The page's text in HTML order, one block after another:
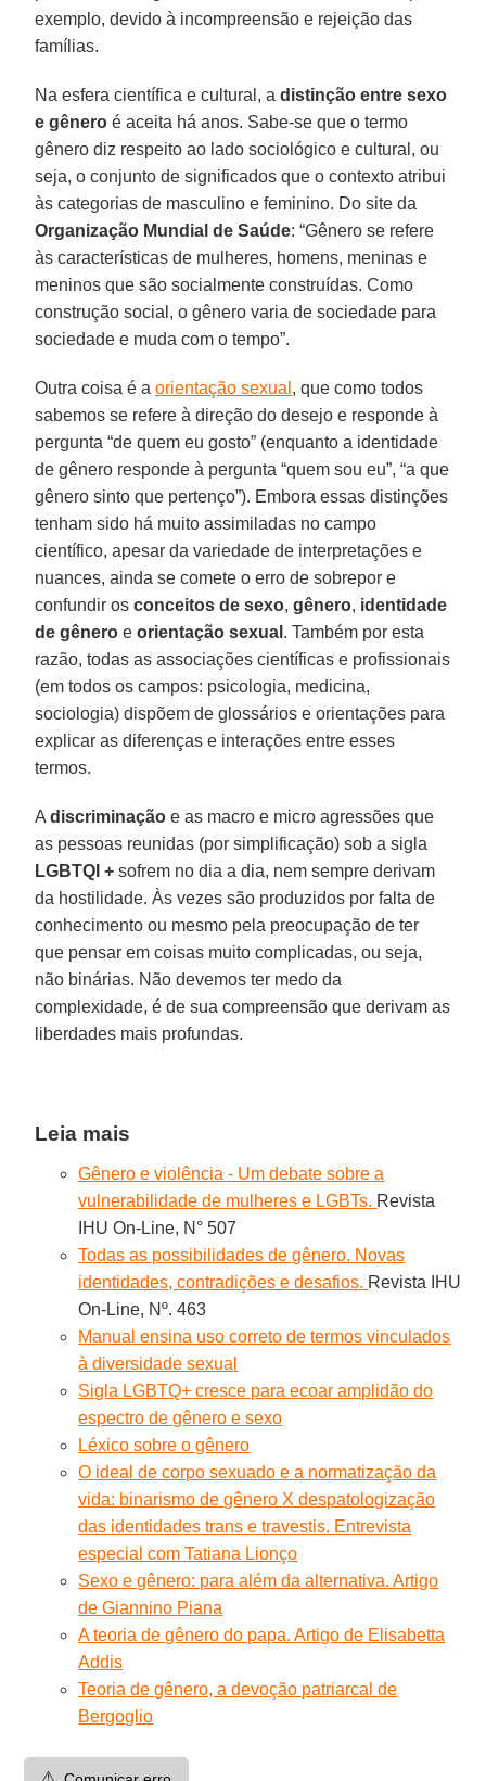
exemplo, devido à incompreensão e rejeição das
famílias.
Na esfera científica e cultural, adistinção entre sexo
e gênero é aceita há anos. Sabe-se que o termo
gênero diz respeito ao lado sociológico e cultural, ou
seja, o conjunto de significados que o contexto atribui
às categorias de masculino e feminino. Do site da
Organização Mundial de Saúde: “Gênero se refere
às características de mulheres, homens, meninas e
meninos que são socialmente construídas. Como
construção social, o gênero varia de sociedade para
sociedade e muda com o tempo”.
Outra coisa é aorientação sexual , que como todos
sabemos se refere à direção do desejo e responde à
pergunta “de quem eu gosto” (enquanto a identidade
de gênero responde à pergunta “quem sou eu”, “a que
gênero sinto que pertenço”). Embora essas distinções
tenham sido há muito assimiladas no campo
científico, apesar da variedade de interpretações e
nuances, ainda se comete o erro de sobrepor e
confundir osconceitos de sexo,gênero, identidade
de gênero eorientação sexual . Também por esta
razão, todas as associações científicas e profissionais
(em todos os campos: psicologia, medicina,
sociologia) dispõem de glossários e orientações para
explicar as diferenças e interações entre esses
termos.
Adiscriminação e as macro e micro agressões que
as pessoas reunidas (por simplificação) sob a sigla
LGBTQI + sofrem no dia a dia, nem sempre derivam
da hostilidade. Às vezes são produzidos por falta de
conhecimento ou mesmo pela preocupação de ter
que pensar em coisas muito complicadas, ou seja,
não binárias. Não devemos ter medo da
complexidade, é de sua compreensão que derivam as
liberdades mais profundas.
Leia mais
Gênero e violência - Um debate sobre a
vulnerabilidade de mulheres e LGBTs. Revista
IHU On-Line, N° 507
Todas as possibilidades de gênero. Novas
identidades, contradições e desafios. Revista IHU
On-Line, Nº. 463
Manual ensina uso correto de termos vinculados
à diversidade sexual
Sigla LGBTQ+ cresce para ecoar amplidão do
espectro de gênero e sexo
Léxico sobre o gênero
O ideal de corpo sexuado e a normatização da
vida: binarismo de gênero X despatologização
das identidades trans e travestis. Entrevista
especial com Tatiana Lionço
Sexo e gênero: para além da alternativa. Artigo
de Giannino Piana
A teoria de gênero do papa. Artigo de Elisabetta
Addis
Teoria de gênero, a devoção patriarcal de
Bergoglio
⚠️